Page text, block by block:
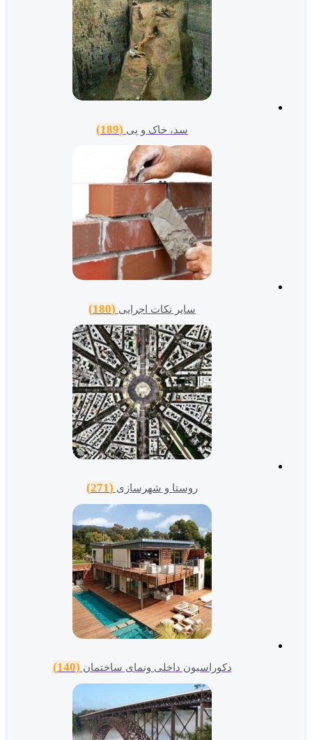
سد، خاک و پی (189)
سایر نکات اجرایی (180)
روستا و شهرسازی (271)
دکوراسیون داخلی ونمای ساختمان (140)